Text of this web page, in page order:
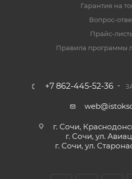
Гарантия на
Вопрос-
Прайс-
Правила программы
+7 862-445-52-36
г. Сочи,
г. Сочи, ул.
г. Сочи, ул.